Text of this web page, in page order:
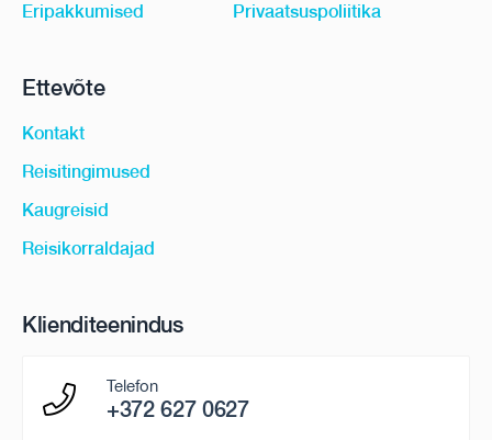
Eripakkumised
Privaatsuspoliitika
Ettevõte
Kontakt
Reisitingimused
Kaugreisid
Reisikorraldajad
Klienditeenindus
Telefon
+372 627 0627